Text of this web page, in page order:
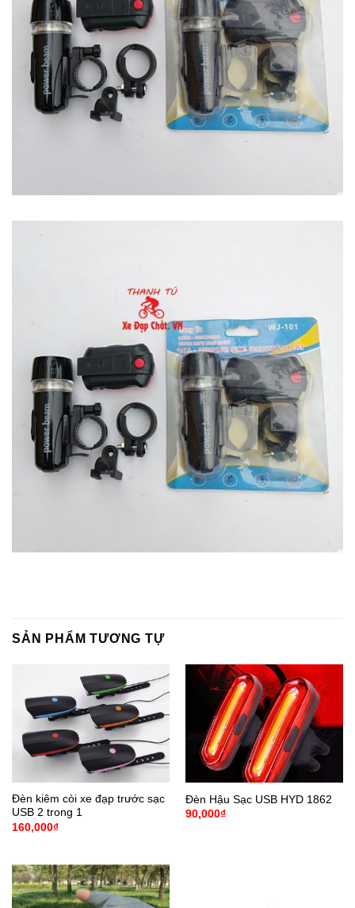
SẢN PHẨM TƯƠNG TỰ
Đèn kiêm còi xe đạp trước sạc
USB 2 trong 1
160,000₫
Đèn Hậu Sạc USB HYD 1862
90,000₫